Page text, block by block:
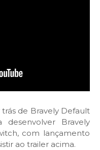
de Bravely Default
Bravely
com lançamento
ao trailer acima.